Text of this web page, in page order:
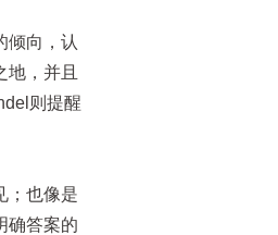
倾向，认
，并且
则提醒
；也像是
确答案的